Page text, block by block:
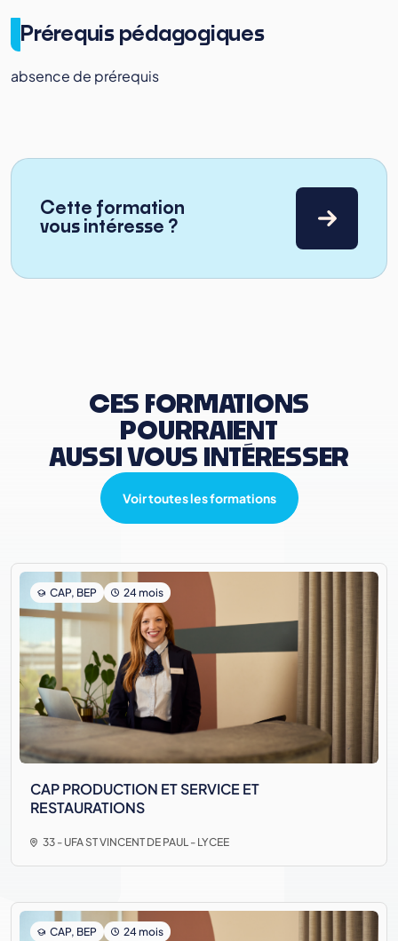
Prérequis pédagogiques
absence de prérequis
Cette formation
vous intéresse ?
CES FORMATIONS
POURRAIENT
AUSSI VOUS INTÉRESSER
Voir toutes les formations
CAP, BEP 24 mois
CAP PRODUCTION ET SERVICE ET
RESTAURATIONS
33 - UFA ST VINCENT DE PAUL - LYCEE
CAP, BEP 24 mois